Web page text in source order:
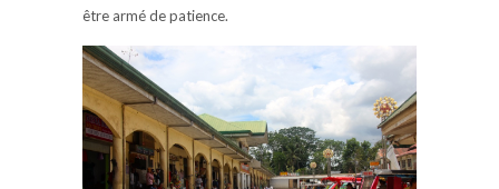
être armé de patience.